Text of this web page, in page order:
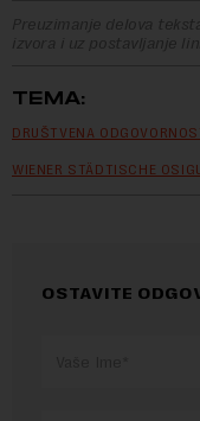
Preuzimanje delova
izvora i uz postavljanje
TEMA:
DRUŠTVENA
WIENER STÄDTISCHE
OSTAVITE